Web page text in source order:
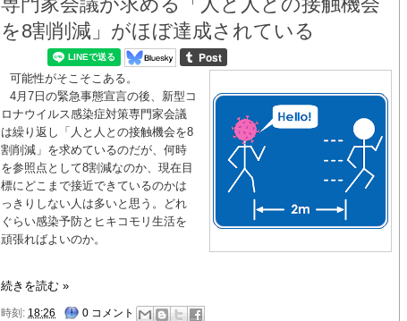
を8割削減」がほぼ達成されている
可能性がそこそこある。
4月7日の緊急事態宣言の後、新型コ
ロナウイルス感染症対策専門家会議
は繰り返し「人と人との接触機会を8
割削減」を求めているのだが、何時
を参照点として8割減なのか、現在目
標にどこまで接近できているのかは
っきりしない人は多いと思う。どれ
ぐらい感染予防とヒキコモリ生活を
頑張ればよいのか。
続きを読む »
時刻: 18:26
0 コメント